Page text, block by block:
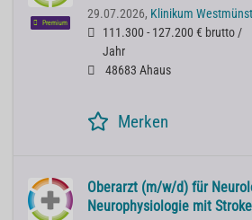
Premium
29.07.2026, Klinikum
111.300 - 127.200 € brutto /
Jahr
48683 Ahaus
Merken
Oberarzt (m/w/d) für
Neurophysiologie mit